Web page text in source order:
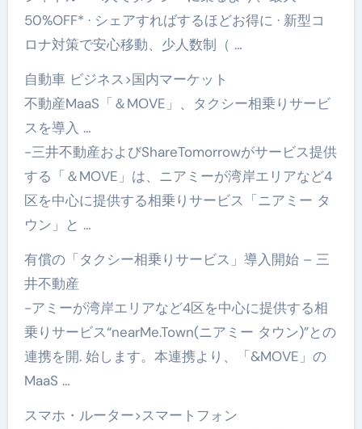
50%OFF* · シェアすればするほどお得に · 新型コ
ロナ対策で安心移動、少人数制（ …
自動車 ビジネス>国内マーケット
不動産MaaS「＆MOVE」、タクシー相乗りサービ
スを導入 …
-三井不動産およびShareTomorrowがサービス提供
する「＆MOVE」は、ニアミーが湾岸エリアなど4
区を中心に提供する相乗りサービス「ニアミー タ
ウン」と …
有償の「タクシー相乗りサービス」導入開始 – 三
井不動産
-アミーが湾岸エリアなど4区を中心に提供する相
乗りサービス“nearMe.Town(ニアミー タウン)”との
連携を開. 始します。本連携より、「&MOVE」の
MaaS …
スマホ・ルーター>スマートフォン